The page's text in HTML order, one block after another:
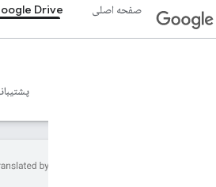
صفحه اصلی Drive